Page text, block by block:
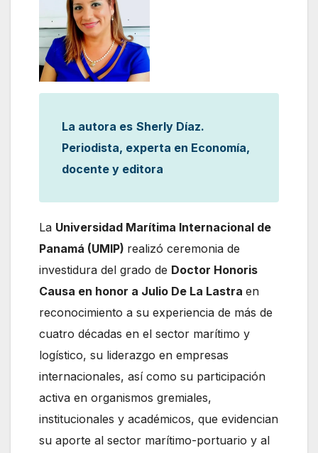
La autora es Sherly Díaz.
Periodista, experta en Economía,
docente y editora
La Universidad Marítima Internacional de
Panamá (UMIP) realizó ceremonia de
investidura del grado de Doctor Honoris
Causa en honor a Julio De La Lastra en
reconocimiento a su experiencia de más de
cuatro décadas en el sector marítimo y
logístico, su liderazgo en empresas
internacionales, así como su participación
activa en organismos gremiales,
institucionales y académicos, que evidencian
su aporte al sector marítimo-portuario y al